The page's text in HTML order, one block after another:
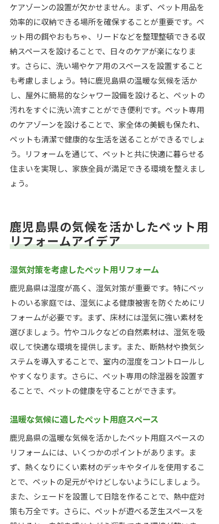
ケアゾーンの設置が欠かせません。まず、ペット用品を
効率的に収納できる場所を確保することが重要です。ペ
ット用の餌やおもちゃ、リードなどを整理整頓できる収
納スペースを設けることで、日々のケアが楽になりま
す。さらに、洗い場やケア用のスペースを設置すること
も考慮しましょう。特に鹿児島県の温暖な気候を活か
し、屋外に簡易的なシャワー設備を設けると、ペットの
汚れをすぐに洗い流すことができ便利です。ペット専用
のケアゾーンを設けることで、家全体の美観も保たれ、
ペットも清潔で健康的な生活を送ることができるでしょ
う。リフォームを通じて、ペットと共に快適に暮らせる
住まいを実現し、家族全員が満足できる環境を整えまし
ょう。
鹿児島県の気候を活かしたペット用
リフォームアイデア
湿気対策を考慮したペット用リフォーム
鹿児島県は湿度が高く、湿気対策が重要です。特にペッ
トのいる家庭では、湿気による健康被害を防ぐためにリ
フォームが必要です。まず、床材には湿気に強い素材を
選びましょう。竹やコルクなどの自然素材は、湿気を吸
収して快適な環境を提供します。また、断熱材や換気シ
ステムを導入することで、室内の湿度をコントロールし
やすくなります。さらに、ペット専用の除湿器を設置す
ることで、ペットの健康を守ることができます。
温暖な気候に適したペット用庭スペース
鹿児島県の温暖な気候を活かしたペット用庭スペースの
リフォームには、いくつかのポイントがあります。ま
ず、熱くなりにくい素材のデッキやタイルを使用するこ
とで、ペットの足元がやけどしないようにしましょう。
また、シェードを設置して日陰を作ることで、熱中症対
策も万全です。さらに、ペットが遊べる芝生スペースを